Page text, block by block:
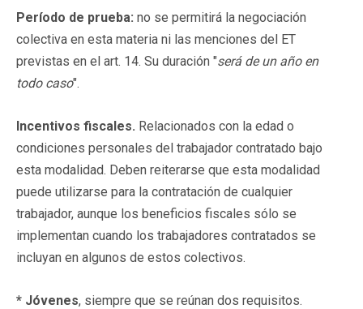
Período de prueba: no se permitirá la negociación
colectiva en esta materia ni las menciones del ET
previstas en el art. 14. Su duración "será de un año en
todo caso".
Incentivos fiscales. Relacionados con la edad o
condiciones personales del trabajador contratado bajo
esta modalidad. Deben reiterarse que esta modalidad
puede utilizarse para la contratación de cualquier
trabajador, aunque los beneficios fiscales sólo se
implementan cuando los trabajadores contratados se
incluyan en algunos de estos colectivos.
* Jóvenes, siempre que se reúnan dos requisitos.